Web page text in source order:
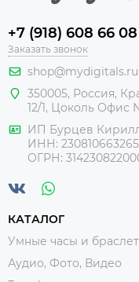
+7 (918) 608 66 08
Заказать звонок
shop@mydigitals.ru
350005, Россия,
12/1, Цоколь Офис
ИП Бурцев
ИНН: 230810663265
ОГРН:
КАТАЛОГ
Умные часы и
Аудио, Фото, Видео